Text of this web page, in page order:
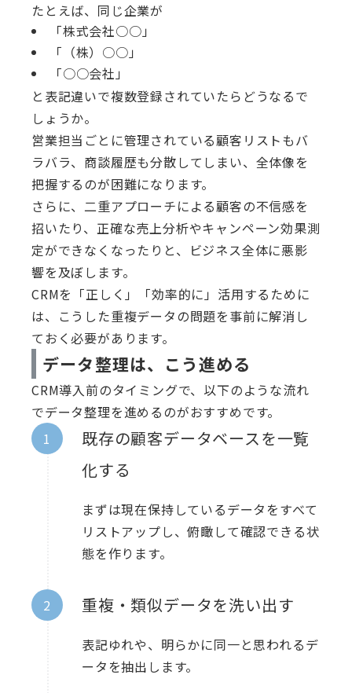
たとえば、同じ企業が
「株式会社○○」
「（株）○○」
「○○会社」
と表記違いで複数登録されていたらどうなるで
しょうか。
営業担当ごとに管理されている顧客リストもバ
ラバラ、商談履歴も分散してしまい、全体像を
把握するのが困難になります。
さらに、二重アプローチによる顧客の不信感を
招いたり、正確な売上分析やキャンペーン効果測
定ができなくなったりと、ビジネス全体に悪影
響を及ぼします。
CRMを「正しく」「効率的に」活用するために
は、こうした重複データの問題を事前に解消し
ておく必要があります。
データ整理は、こう進める
CRM導入前のタイミングで、以下のような流れ
でデータ整理を進めるのがおすすめです。
既存の顧客データベースを一覧
化する
まずは現在保持しているデータをすべて
リストアップし、俯瞰して確認できる状
態を作ります。
重複・類似データを洗い出す
表記ゆれや、明らかに同一と思われるデ
ータを抽出します。